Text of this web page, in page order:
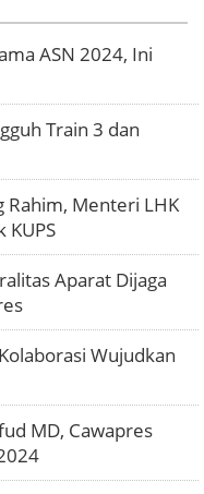
ASN 2024, Ini
Train 3 dan
Rahim, Menteri LHK
Aparat Dijaga
Wujudkan
MD, Cawapres